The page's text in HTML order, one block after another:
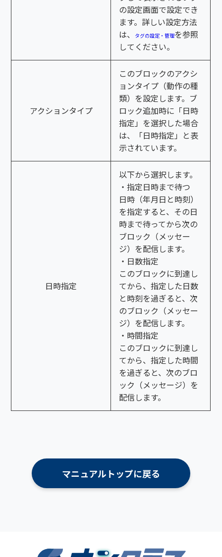
の設定画面で設定でき
ます。詳しい設定方法
は、
タグの設定・管理を参照
してください。
アクションタイプ
このブロックのアクシ
ョンタイプ（動作の種
類）を設定します。ブ
ロック追加時に「日時
指定」を選択した場合
は、「日時指定」と表
示されています。
日時指定
以下から選択します。
・指定日時まで待つ
日時（年月日と時刻）
を指定すると、その日
時まで待ってから次の
ブロック（メッセー
ジ）を配信します。
・日数指定
このブロックに到達し
てから、指定した日数
と時刻を過ぎると、次
のブロック（メッセー
ジ）を配信します。
・時間指定
このブロックに到達し
てから、指定した時間
を過ぎると、次のブロ
ック（メッセージ）を
配信します。
マニュアルトップに戻る